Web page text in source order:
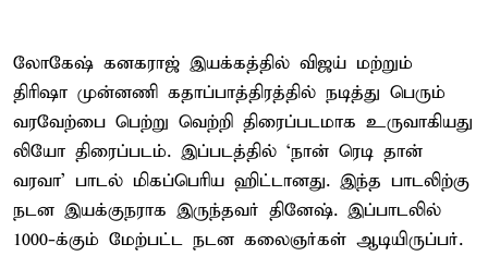
லோகேஷ் கனகராஜ் இயக்கத்தில் விஜய் மற்றும்
திரிஷா முன்னணி கதாப்பாத்திரத்தில் நடித்து பெரும்
வரவேற்பை பெற்று வெற்றி திரைப்படமாக உருவாகியது
லியோ திரைப்படம். இப்படத்தில் `நான் ரெடி தான்
வரவா' பாடல் மிகப்பெரிய ஹிட்டானது. இந்த பாடலிற்கு
நடன இயக்குநராக இருந்தவர் தினேஷ். இப்பாடலில்
1000-க்கும் மேற்பட்ட நடன கலைஞர்கள் ஆடியிருப்பர்.